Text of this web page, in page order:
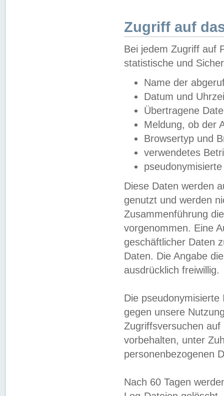
Zugriff auf
Bei jedem Zugriff auf
statistische und
Name der
Datum und
Übertragene
Meldung, ob der
Browsertyp und
verwendetes
Diese Daten werden
genutzt und werden
Zusammenführung
vorgenommen. Eine
geschäftlicher Daten
Daten. Die Angabe
ausdrücklich freiwillig.
Die
gegen unsere
Zugriffsversuchen
vorbehalten, unter
personenbezogenen
Nach 60 Tagen